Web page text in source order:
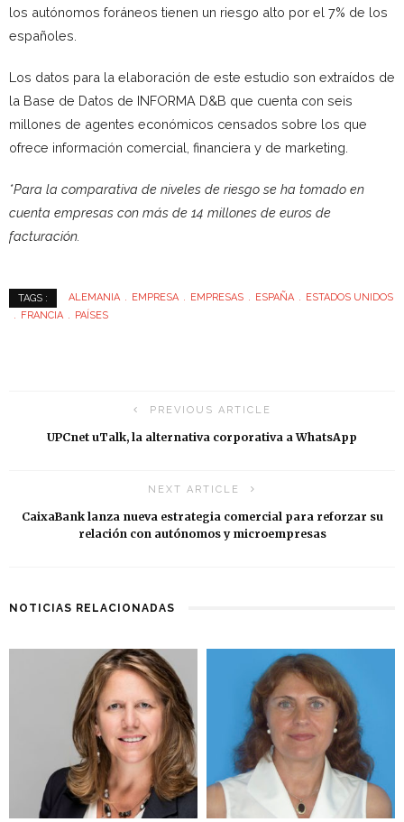
los autónomos foráneos tienen un riesgo alto por el 7% de los
españoles.
Los datos para la elaboración de este estudio son extraídos de
la Base de Datos de INFORMA D&B que cuenta con seis
millones de agentes económicos censados sobre los que
ofrece información comercial, financiera y de marketing.
*Para la comparativa de niveles de riesgo se ha tomado en
cuenta empresas con más de 14 millones de euros de
facturación.
TAGS : ALEMANIA EMPRESA EMPRESAS ESPAÑA
ESTADOS UNIDOS
FRANCIA
PAÍSES
PREVIOUS ARTICLE
UPCnet uTalk, la alternativa corporativa a WhatsApp
NEXT ARTICLE
CaixaBank lanza nueva estrategia comercial para reforzar su
relación con autónomos y microempresas
NOTICIAS RELACIONADAS